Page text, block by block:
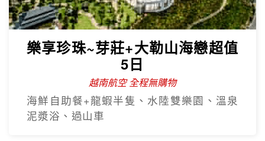
樂享珍珠~芽莊+大勒山海戀超值
5日
越南航空 全程無購物
海鮮自助餐+龍蝦半隻、水陸雙樂園、溫泉
泥漿浴、過山車